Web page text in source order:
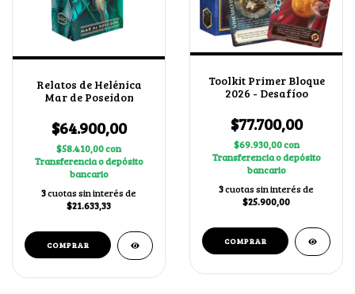
Relatos de Helénica
Mar de Poseidon
$64.900,00
$58.410,00con
Transferencia o depósito
bancario
3cuotas sin interés de
$21.633,33
Toolkit Primer Bloque
2026 - Desafíoo
$77.700,00
$69.930,00con
Transferencia o depósito
bancario
3cuotas sin interés de
$25.900,00